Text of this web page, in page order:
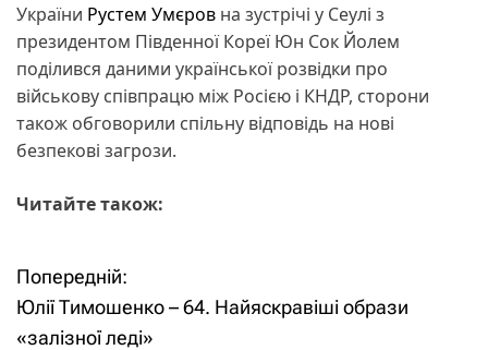
України Рустем Умєров на зустрічі у Сеулі з
президентом Південної Кореї Юн Сок Йолем
поділився даними української розвідки про
військову співпрацю між Росією і КНДР, сторони
також обговорили спільну відповідь на нові
безпекові загрози.
Читайте також:
Н
а
Попередній:
Юлії Тимошенко – 64. Найяскравіші образи
«залізної леді»